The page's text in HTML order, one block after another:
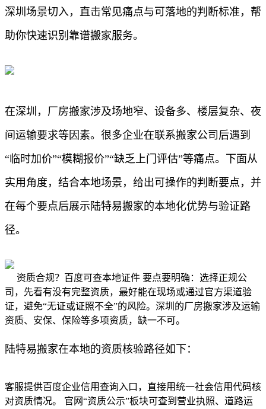
深圳场景切入，直击常见痛点与可落地的判断标准，帮
助你快速识别靠谱搬家服务。
在深圳，厂房搬家涉及场地窄、设备多、楼层复杂、夜
间运输要求等因素。很多企业在联系搬家公司后遇到
“临时加价”“模糊报价”“缺乏上门评估”等痛点。下面从
实用角度，结合本地场景，给出可操作的判断要点，并
在每个要点后展示陆特易搬家的本地化优势与验证路
径。
资质合规？百度可查本地证件 要点要明确：选择正规公
司，先看有没有完整资质，最好能在现场或通过官方渠道验
证，避免“无证或证照不全”的风险。深圳的厂房搬家涉及运输
资质、安保、保险等多项资质，缺一不可。
陆特易搬家在本地的资质核验路径如下：
客服提供百度企业信用查询入口，直接用统一社会信用代码核
对资质情况。 官网“资质公示”板块可查到营业执照、道路运